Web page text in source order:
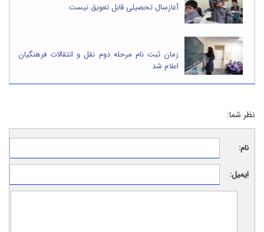
آغازسال تحصیلی قابل تعویق نیست
زمان ثبت نام مرحله دوم نقل و انتقالات فرهنگیان
اعلام شد
نظر شما:
نام:
ایمیل: